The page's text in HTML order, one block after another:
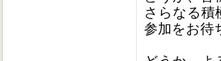
さらなる積
参加をお待